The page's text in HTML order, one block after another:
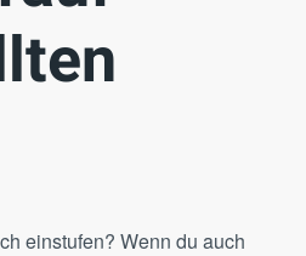
einstufen? Wenn du auch